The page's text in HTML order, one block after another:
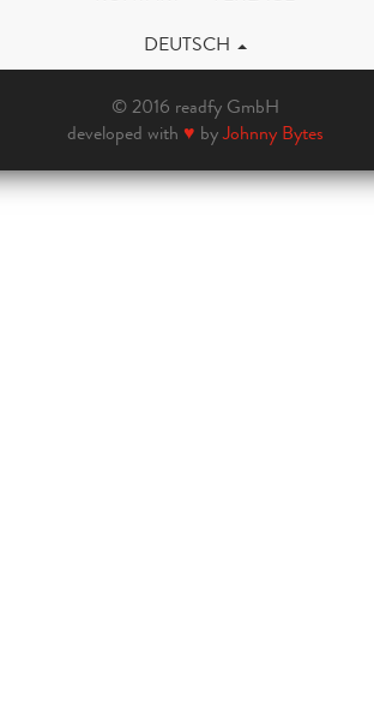
DEUTSCH
© 2016 readfy GmbH
developed with ♥ byJohnny Bytes